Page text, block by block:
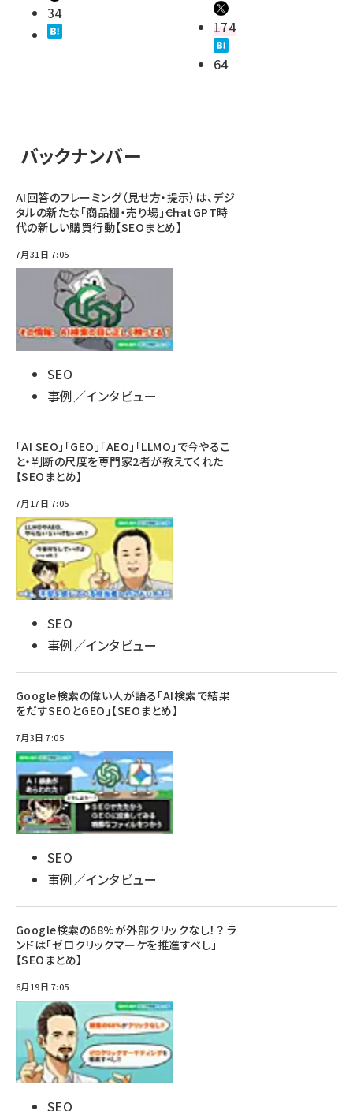
34
174
64
バックナンバー
AI回答のフレーミング（見せ方・提示）は、デジ
タルの新たな「商品棚・売り場」――ChatGPT時
代の新しい購買行動【SEOまとめ】
7月31日 7:05
SEO
事例／インタビュー
「AI SEO」「GEO」「AEO」「LLMO」で今やるこ
と・判断の尺度を専門家2者が教えてくれた
【SEOまとめ】
7月17日 7:05
SEO
事例／インタビュー
Google検索の偉い人が語る「AI検索で結果
をだすSEOとGEO」【SEOまとめ】
7月3日 7:05
SEO
事例／インタビュー
Google検索の68%が外部クリックなし！？ ラ
ンドは「ゼロクリックマーケを推進すべし」
【SEOまとめ】
6月19日 7:05
SEO